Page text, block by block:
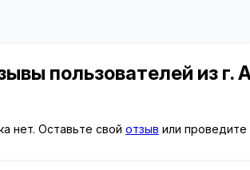
пользователей из г.
нет. Оставьте свой отзыв или проведите